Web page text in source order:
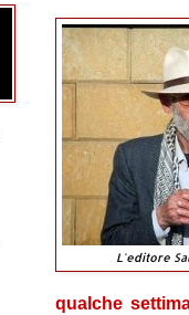
L'editore
qualche